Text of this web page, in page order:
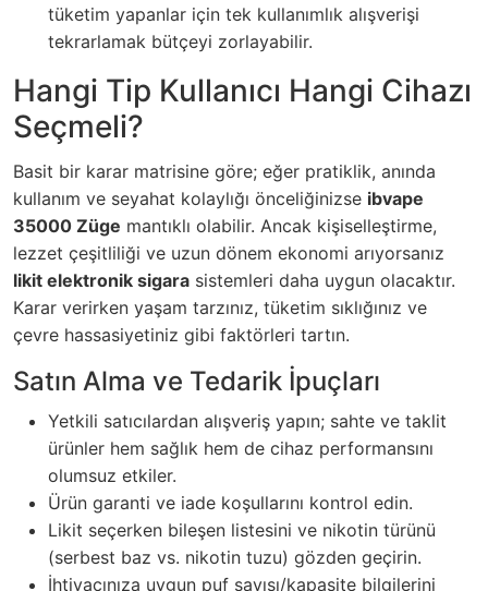
tüketim yapanlar için tek kullanımlık alışverişi
tekrarlamak bütçeyi zorlayabilir.
Hangi Tip Kullanıcı Hangi Cihazı
Seçmeli?
Basit bir karar matrisine göre; eğer pratiklik, anında
kullanım ve seyahat kolaylığı önceliğinizse ibvape
35000 Züge mantıklı olabilir. Ancak kişiselleştirme,
lezzet çeşitliliği ve uzun dönem ekonomi arıyorsanız
likit elektronik sigara sistemleri daha uygun olacaktır.
Karar verirken yaşam tarzınız, tüketim sıklığınız ve
çevre hassasiyetiniz gibi faktörleri tartın.
Satın Alma ve Tedarik İpuçları
Yetkili satıcılardan alışveriş yapın; sahte ve taklit
ürünler hem sağlık hem de cihaz performansını
olumsuz etkiler.
Ürün garanti ve iade koşullarını kontrol edin.
Likit seçerken bileşen listesini ve nikotin türünü
(serbest baz vs. nikotin tuzu) gözden geçirin.
İhtiyacınıza uygun puf sayısı/kapasite bilgilerini